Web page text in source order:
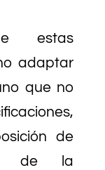
estas
adaptar
que no
de
de la